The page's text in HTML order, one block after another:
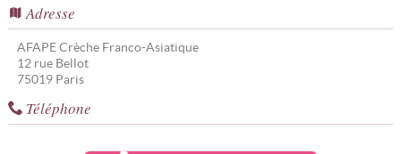
Adresse
AFAPE Crèche Franco-Asiatique
12 rue Bellot
75019 Paris
Téléphone